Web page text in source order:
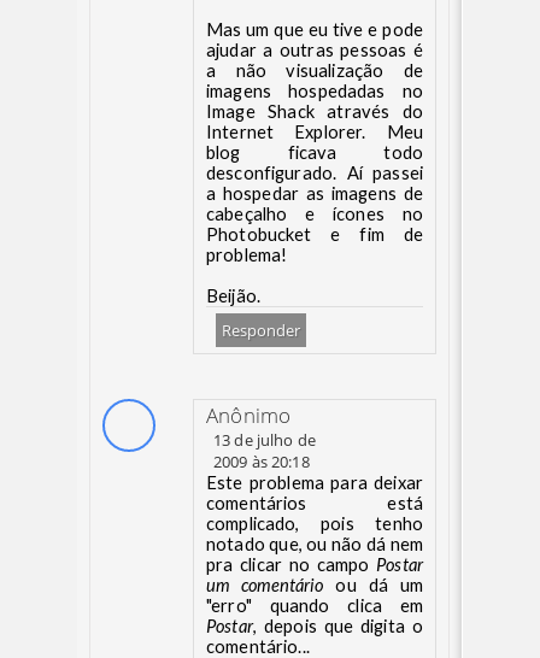
Mas um que eu tive e pode
ajudar a outras pessoas é
a não visualização de
imagens hospedadas no
Image Shack através do
Internet Explorer. Meu
blog ficava todo
desconfigurado. Aí passei
a hospedar as imagens de
cabeçalho e ícones no
Photobucket e fim de
problema!
Beijão.
Responder
Anônimo
13 de julho de
2009 às 20:18
Este problema para deixar
comentários está
complicado, pois tenho
notado que, ou não dá nem
pra clicar no campo Postar
um comentário ou dá um
"erro" quando clica em
Postar, depois que digita o
comentário...